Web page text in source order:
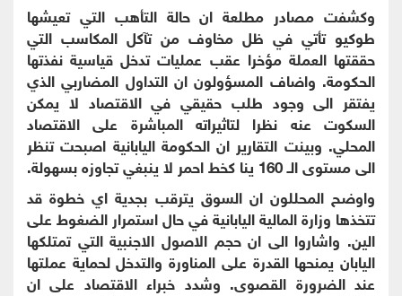
وكشفت مصادر مطلعة ان حالة التأهب التي تعيشها
طوكيو تأتي في ظل مخاوف من تآكل المكاسب التي
حققتها العملة مؤخرا عقب عمليات تدخل قياسية نفذتها
الحكومة. واضاف المسؤولون ان التداول المضاربي الذي
يفتقر الى وجود طلب حقيقي في الاقتصاد لا يمكن
السكوت عنه نظرا لتاثيراته المباشرة على الاقتصاد
المحلي. وبينت التقارير ان الحكومة اليابانية اصبحت تنظر
الى مستوى الـ 160 ينا كخط احمر لا ينبغي تجاوزه بسهولة.
واوضح المحللون ان السوق يترقب بجدية اي خطوة قد
تتخذها وزارة المالية اليابانية في حال استمرار الضغوط على
الين. واشاروا الى ان حجم الاصول الاجنبية التي تمتلكها
اليابان يمنحها القدرة على المناورة والتدخل لحماية عملتها
عند الضرورة القصوى. وشدد خبراء الاقتصاد على ان